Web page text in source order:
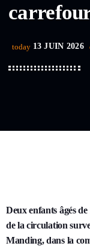
today 13 JUIN 2026
Deux enfants âgés
de la circulation
Manding, dans la